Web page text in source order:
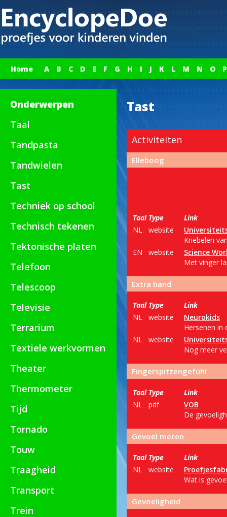
Home A B C D E F G H I J K L M N O P
Onderwerpen
Taal
Tandpasta
Tandwielen
Tast
Techniek op school
Technisch tekenen
Tektonische platen
Telefoon
Telescoop
Televisie
Terrarium
Textiele werkvormen
Theater
Thermometer
Tijd
Tornado
Touw
Traagheid
Transport
Trein
Tast
Activiteiten
Elleboog
Taal Type
Link
NL
website
Kriebelen
EN
website
Science
Met vinger
Extra hand
Taal Type
Link
NL
website
Neurokids
Hersenen in
NL
website
Nog meer
Fingerspitzengefühl
Taal Type
Link
NL
pdf
VOB
De
Gevoel meten
Taal Type
Link
NL
website
Wat is
Gevoeligheid